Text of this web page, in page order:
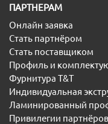
ПАРТНЕРАМ
Онлайн заявка
Стать партнёром
Стать поставщиком
Профиль и
Фурнитура T&T
Индивидуальная
Ламинированный
Привилегии